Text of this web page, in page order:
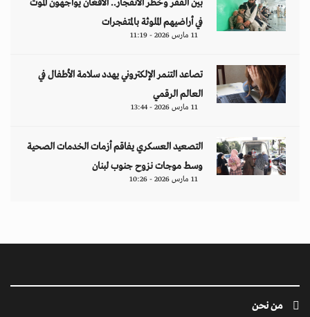
بين الفقر وخطر الانفجار.. الأفغان يواجهون الموت
في أراضيهم الملوثة بالمتفجرات
11 مارس 2026 - 11:19
تصاعد التنمر الإلكتروني يهدد سلامة الأطفال في
العالم الرقمي
11 مارس 2026 - 13:44
التصعيد العسكري يفاقم أزمات الخدمات الصحية
وسط موجات نزوح جنوب لبنان
11 مارس 2026 - 10:26
من نحن